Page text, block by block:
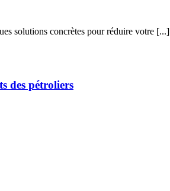
solutions concrètes pour réduire votre [...]
des pétroliers